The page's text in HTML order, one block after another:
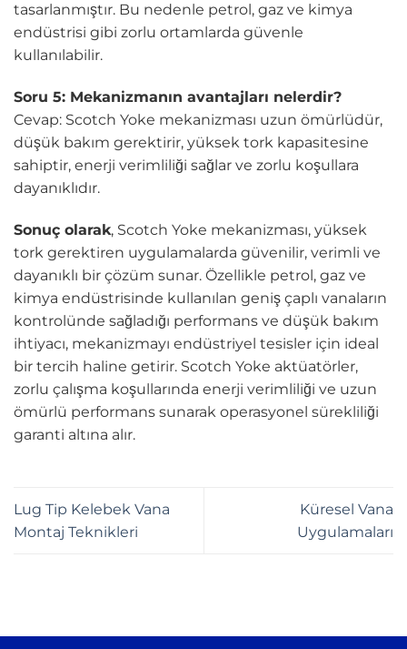
tasarlanmıştır. Bu nedenle petrol, gaz ve kimya
endüstrisi gibi zorlu ortamlarda güvenle
kullanılabilir.
Soru 5: Mekanizmanın avantajları nelerdir?
Cevap: Scotch Yoke mekanizması uzun ömürlüdür,
düşük bakım gerektirir, yüksek tork kapasitesine
sahiptir, enerji verimliliği sağlar ve zorlu koşullara
dayanıklıdır.
Sonuç olarak, Scotch Yoke mekanizması, yüksek
tork gerektiren uygulamalarda güvenilir, verimli ve
dayanıklı bir çözüm sunar. Özellikle petrol, gaz ve
kimya endüstrisinde kullanılan geniş çaplı vanaların
kontrolünde sağladığı performans ve düşük bakım
ihtiyacı, mekanizmayı endüstriyel tesisler için ideal
bir tercih haline getirir. Scotch Yoke aktüatörler,
zorlu çalışma koşullarında enerji verimliliği ve uzun
ömürlü performans sunarak operasyonel sürekliliği
garanti altına alır.
Lug Tip Kelebek Vana
Montaj Teknikleri
Küresel Vana
Uygulamaları